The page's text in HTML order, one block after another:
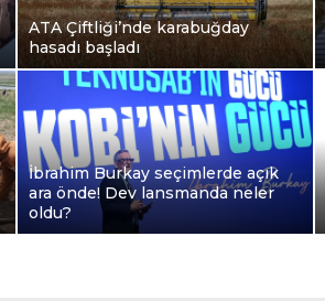
ATA Çiftliği’nde karabuğday
hasadı başladı
İbrahim Burkay seçimlerde açık
ara önde! Dev lansmanda neler
oldu?